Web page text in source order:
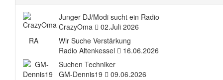
Junger DJ/Modi sucht ein Radio
CrazyOma
02.Juli 2026
RA
Wir Suche Verstärkung
Radio Altenkessel
16.06.2026
Suchen Techniker
GM-Dennis19
09.06.2026